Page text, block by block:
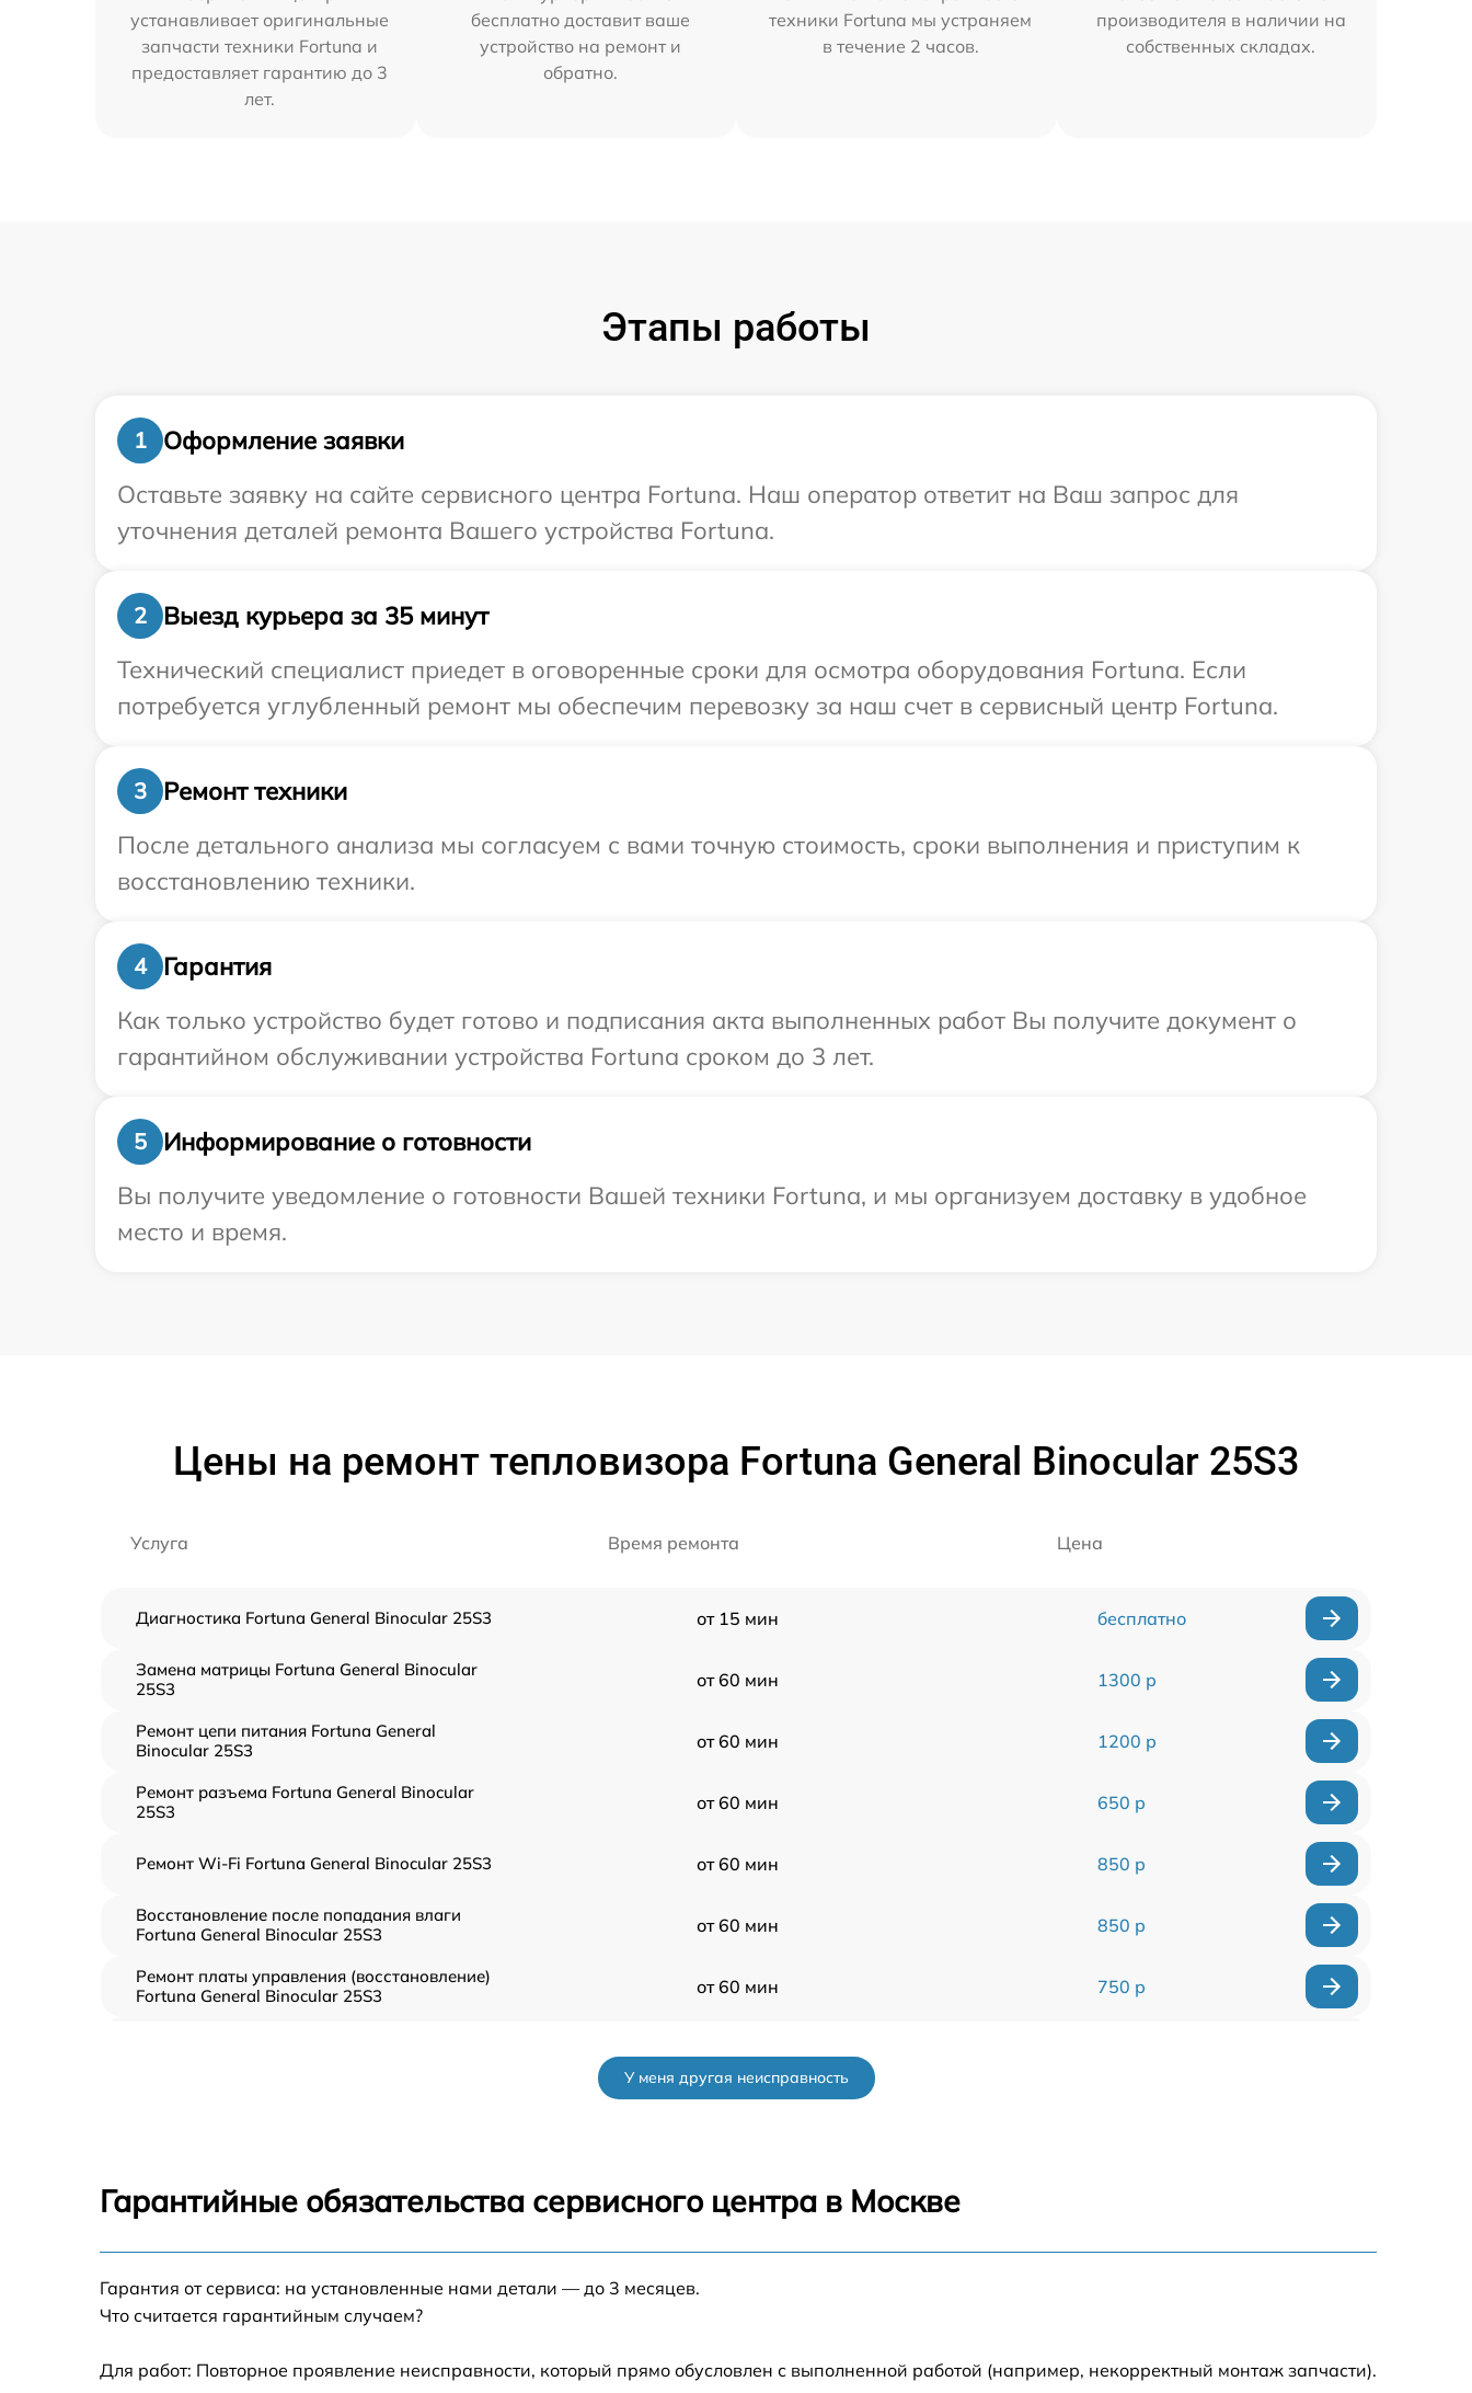
устанавливает оригинальные
запчасти техники Fortuna и
предоставляет гарантию до 3
лет.
бесплатно доставит ваше
устройство на ремонт и
обратно.
техники Fortuna мы устраняем
в течение 2 часов.
производителя в наличии на
собственных складах.
Этапы работы
1
Оформление заявки
Оставьте заявку на сайте сервисного центра Fortuna. Наш оператор ответит на Ваш запрос для
уточнения деталей ремонта Вашего устройства Fortuna.
2
Выезд курьера за 35 минут
Технический специалист приедет в оговоренные сроки для осмотра оборудования Fortuna. Если
потребуется углубленный ремонт мы обеспечим перевозку за наш счет в сервисный центр Fortuna.
3
Ремонт техники
После детального анализа мы согласуем с вами точную стоимость, сроки выполнения и приступим к
восстановлению техники.
4
Гарантия
Как только устройство будет готово и подписания акта выполненных работ Вы получите документ о
гарантийном обслуживании устройства Fortuna сроком до 3 лет.
5
Информирование о готовности
Вы получите уведомление о готовности Вашей техники Fortuna, и мы организуем доставку в удобное
место и время.
Цены на ремонт тепловизора Fortuna General Binocular 25S3
Услуга Время ремонта Цена
Диагностика Fortuna General Binocular 25S3 от 15 мин бесплатно
Замена матрицы Fortuna General Binocular
25S3
от 60 мин 1300 р
Ремонт цепи питания Fortuna General
Binocular 25S3
от 60 мин 1200 р
Ремонт разъема Fortuna General Binocular
25S3
от 60 мин 650 р
Ремонт Wi-Fi Fortuna General Binocular 25S3 от 60 мин 850 р
Восстановление после попадания влаги
Fortuna General Binocular 25S3
от 60 мин 850 р
Ремонт платы управления (восстановление)
Fortuna General Binocular 25S3
от 60 мин 750 р
Замена аккумулятора Fortuna General
Замена процессора Fortuna General
Binocular 25S3
от 60 мин
25S3
У меня другая неисправность
Гарантийные обязательства сервисного центра в Москве
Гарантия от сервиса: на установленные нами детали — до 3 месяцев.
Что считается гарантийным случаем?
Для работ: Повторное проявление неисправности, который прямо обусловлен с выполненной работой (например, некорректный монтаж запчасти).